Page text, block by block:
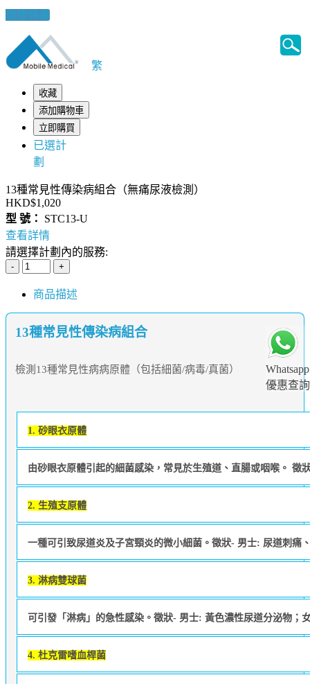
健康錦囊
Whatsapp
優惠查詢
繁
收藏
添加購物車
立即購買
已選計
劃
13種常見性傳染病組合（無痛尿液檢測）
HKD$1,020
型 號：
STC13-U
查看詳情
請選擇計劃內的服務:
商品描述
13種常見性傳染病組合
檢測13種常見性病病原體（包括細菌/病毒/真菌）
1. 砂眼⾐原體
由砂眼衣原體引起的細菌感染，常見於生殖道、直腸或咽喉。
2. 生殖支原體
一種可引致尿道炎及子宮頸炎的微小細菌。徵狀- 男士: 尿道刺痛
3. 淋病雙球菌
可引發「淋病」的急性感染。徵狀- 男士: 黃色濃性尿道分泌物；
4. 杜克雷嗜血桿菌